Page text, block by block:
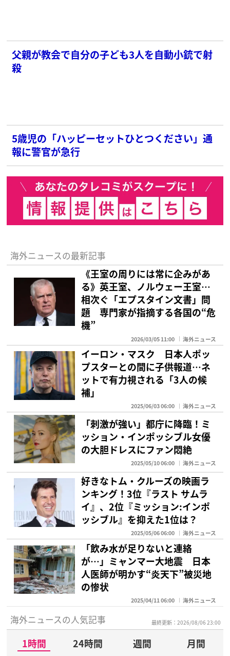
父親が教会で自分の子ども3人を自動小銃で射
殺
5歳児の「ハッピーセットひとつください」通
報に警官が急行
海外ニュースの最新記事
《王室の周りには常に企みがあ
る》英王室、ノルウェー王室…
相次ぐ「エプスタイン文書」問
題 専門家が指摘する各国の“危
機”
2026/03/05 11:00 海外ニュース
イーロン・マスク 日本人ポッ
プスターとの間に子供報道…ネ
ットで有力視される「3人の候
補」
2025/06/03 06:00 海外ニュース
「刺激が強い」都庁に降臨！ミ
ッション・インポッシブル女優
の大胆ドレスにファン悶絶
2025/05/10 06:00 海外ニュース
好きなトム・クルーズの映画ラ
ンキング！3位『ラスト サムラ
イ』、2位『ミッション:インポ
ッシブル』を抑えた1位は？
2025/05/06 06:00 海外ニュース
「飲み水が足りないと連絡
が…」ミャンマー大地震 日本
人医師が明かす“炎天下”被災地
の惨状
2025/04/11 06:00 海外ニュース
海外ニュースの人気記事 最終更新：2026/08/06 23:00
1時間 24時間 週間
月間